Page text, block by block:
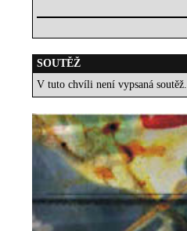
SOUTĚŽ
V tuto chvíli není vypsaná soutěž.